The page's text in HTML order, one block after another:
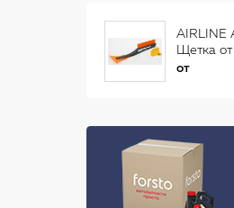
AIRLINE
Щетка
(34 см)
от